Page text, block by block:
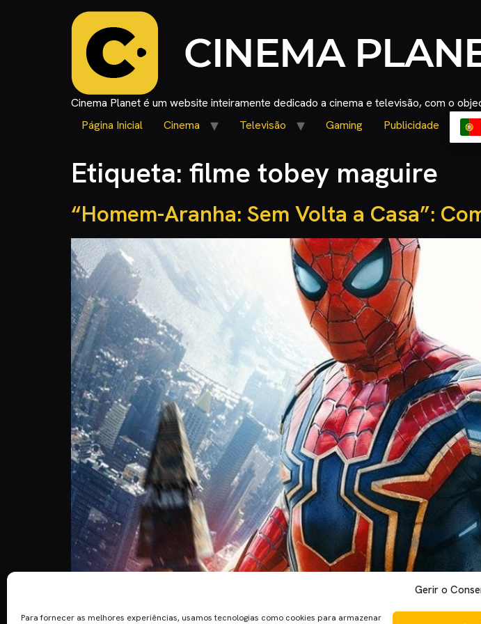
Gerir o
Para fornecer as melhores experiências, usamos tecnologias como cookies para armazenar
Cinema Planet é um website inteiramente dedicado a cinema e televisão, com o
Página Inicial
Cinema Televisão Gaming Publicidade
Etiqueta: filme tobey maguire
“Homem-Aranha: Sem Volta a Casa”:
Na sequência do que aconteceu no final de “Longe de Casa”, em que Mysterio